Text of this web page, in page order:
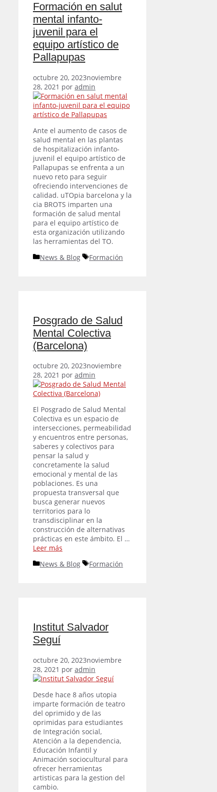
Formación en salut
mental infanto-
juvenil para el
equipo artístico de
Pallapupas
octubre 20, 2023noviembre
28, 2021 por admin
Ante el aumento de casos de
salud mental en las plantas
de hospitalización infanto-
juvenil el equipo artístico de
Pallapupas se enfrenta a un
nuevo reto para seguir
ofreciendo intervenciones de
calidad. uTOpia barcelona y la
cia BROTS imparten una
formación de salud mental
para el equipo artístico de
esta organización utilizando
las herramientas del TO.
Categorías
News & Blog Etiquetas
Formación
Posgrado de Salud
Mental Colectiva
(Barcelona)
octubre 20, 2023noviembre
28, 2021 por admin
El Posgrado de Salud Mental
Colectiva es un espacio de
intersecciones, permeabilidad
y encuentros entre personas,
saberes y colectivos para
pensar la salud y
concretamente la salud
emocional y mental de las
poblaciones. Es una
propuesta transversal que
busca generar nuevos
territorios para lo
transdisciplinar en la
construcción de alternativas
prácticas en este ámbito. El …
Leer más
Categorías
News & Blog Etiquetas
Formación
Institut Salvador
Seguí
octubre 20, 2023noviembre
28, 2021 por admin
Desde hace 8 años utopia
imparte formación de teatro
del oprimido y de las
oprimidas para estudiantes
de Integración social,
Atención a la dependencia,
Educación Infantil y
Animación sociocultural para
ofrecer herramientas
artisticas para la gestion del
cambio.